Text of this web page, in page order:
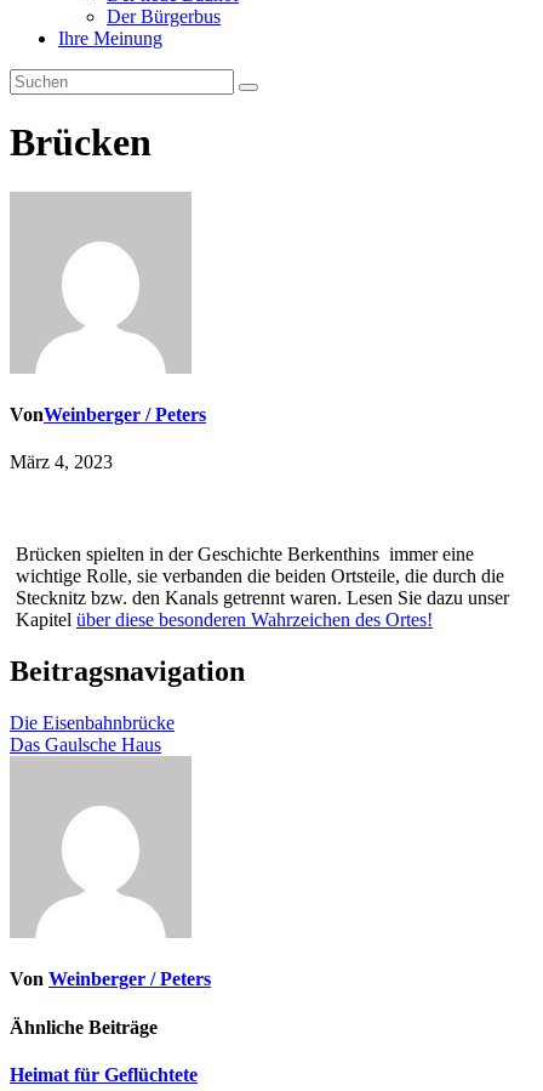
Der Bürgerbus
Ihre Meinung
Brücken
VonWeinberger / Peters
März 4, 2023
Brücken spielten in der Geschichte Berkenthins immer eine
wichtige Rolle, sie verbanden die beiden Ortsteile, die durch die
Stecknitz bzw. den Kanals getrennt waren. Lesen Sie dazu unser
Kapitel über diese besonderen Wahrzeichen des Ortes!
Beitragsnavigation
Die Eisenbahnbrücke
Das Gaulsche Haus
Von Weinberger / Peters
Ähnliche Beiträge
Heimat für Geflüchtete